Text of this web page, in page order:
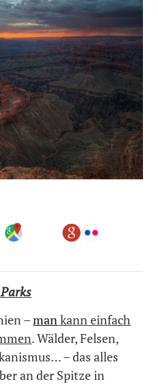
–man kann einfach
. Wälder, Felsen,
– das alles
an der Spitze in